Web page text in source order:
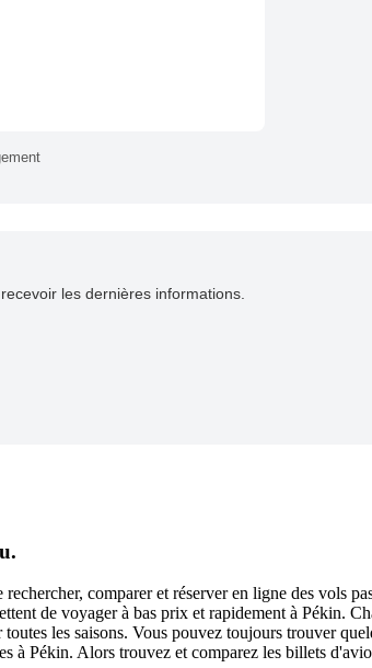
les dernières informations.
comparer et réserver en ligne des vols
de voyager à bas prix et rapidement à Pékin.
les saisons. Vous pouvez toujours trouver
à Pékin. Alors trouvez et comparez les billets